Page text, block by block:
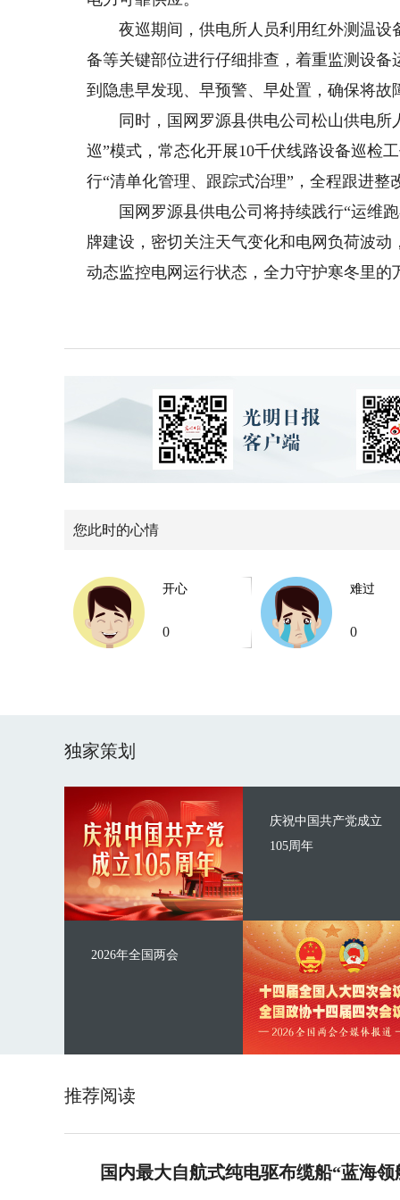
夜巡期间，供电所人员利用红外测温设
备等关键部位进行仔细排查，着重监测设
到隐患早发现、早预警、早处置，确保将故
同时，国网罗源县供电公司松山供电所
巡”模式，常态化开展10千伏线路设备巡检
行“清单化管理、跟踪式治理”，全程跟进
国网罗源县供电公司将持续践行“运维跑
牌建设，密切关注天气变化和电网负荷波
动态监控电网运行状态，全力守护寒冬里的
您此时的心情
开心
0
难过
0
独家策划
庆祝中国共产党成立
105周年
2026年全国两会
推荐阅读
国内最大自航式纯电驱布缆船“蓝海领